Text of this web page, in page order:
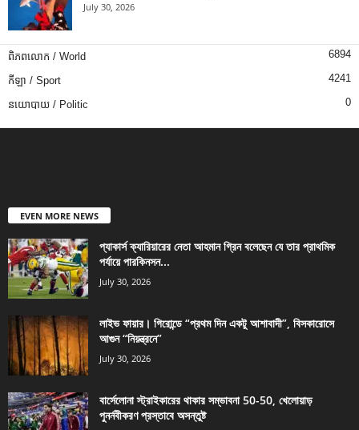
July 30, 2026
ពិភពលោក / World 6894
កីឡា / Sport 4241
នយោបាយ / Politic 0
EVEN MORE NEWS
প্যাকার্স ক্যারিয়ারের নেতা আহমান গ্রিন বলেছেন যে তার প্রাথমিক
পর্যায়ে পারকিনসন...
July 30, 2026
লাইভ ফায়ার। গিরোন্ডে “প্রথম দিন একটু আশাবাদী”, বিসকারোসে
আগুন “নিয়ন্ত্রনে”
July 30, 2026
বার্সেলোনা স্ট্রাইকারের থাকার সম্ভাবনা 50-50, খেলোয়াড়
পুনর্নবীকরণ প্রস্তাবে অসন্তুষ্ট